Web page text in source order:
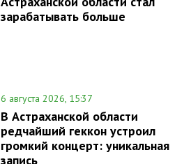
зарабатывать больше
6 августа 2026, 15:37
В Астраханской области
редчайший геккон устроил
громкий концерт: уникальная
запись